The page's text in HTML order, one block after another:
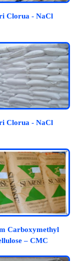
Clorua - NaCl
Clorua - NaCl
Carboxymethyl
– CMC